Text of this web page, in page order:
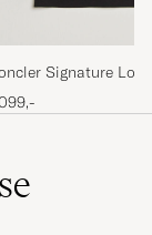
Signature